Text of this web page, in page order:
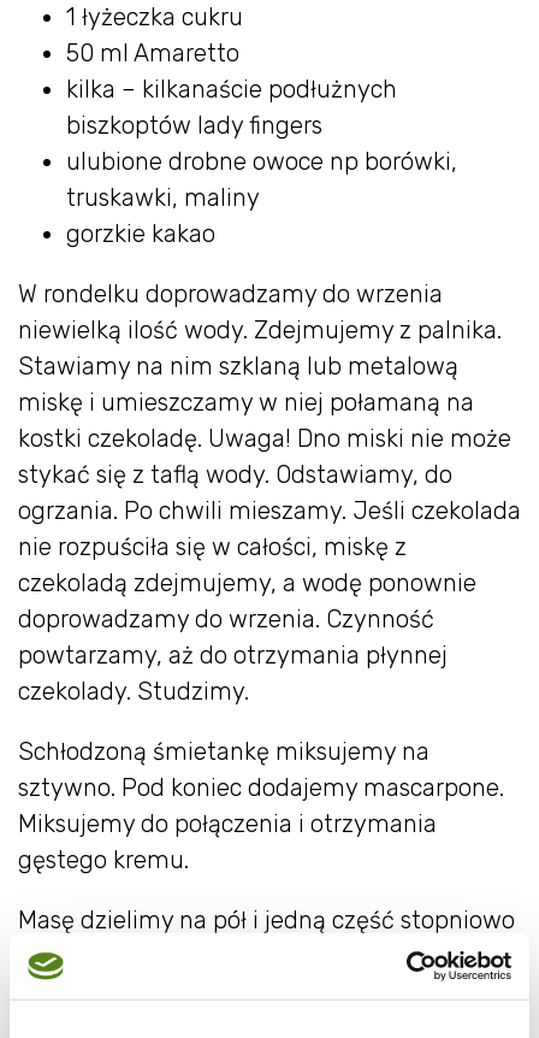
1 łyżeczka cukru
50 ml Amaretto
kilka – kilkanaście podłużnych
biszkoptów lady fingers
ulubione drobne owoce np borówki,
truskawki, maliny
gorzkie kakao
W rondelku doprowadzamy do wrzenia
niewielką ilość wody. Zdejmujemy z palnika.
Stawiamy na nim szklaną lub metalową
miskę i umieszczamy w niej połamaną na
kostki czekoladę. Uwaga! Dno miski nie może
stykać się z taflą wody. Odstawiamy, do
ogrzania. Po chwili mieszamy. Jeśli czekolada
nie rozpuściła się w całości, miskę z
czekoladą zdejmujemy, a wodę ponownie
doprowadzamy do wrzenia. Czynność
powtarzamy, aż do otrzymania płynnej
czekolady. Studzimy.
Schłodzoną śmietankę miksujemy na
sztywno. Pod koniec dodajemy mascarpone.
Miksujemy do połączenia i otrzymania
gęstego kremu.
Masę dzielimy na pół i jedną część stopniowo
dodajemy do miski z płynną, lecz